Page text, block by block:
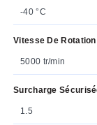
-40 °C
Vitesse De Rotation
5000 tr/min
Surcharge
1.5